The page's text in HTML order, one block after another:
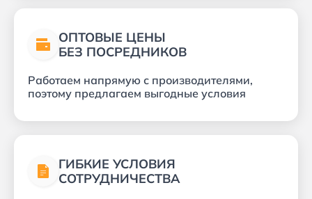
ОПТОВЫЕ ЦЕНЫ
БЕЗ ПОСРЕДНИКОВ
Работаем напрямую с производителями,
поэтому предлагаем выгодные условия
ГИБКИЕ УСЛОВИЯ
СОТРУДНИЧЕСТВА